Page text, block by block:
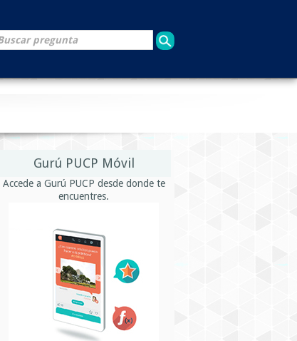
Gurú PUCP Móvil
Accede a Gurú PUCP desde donde te
encuentres.